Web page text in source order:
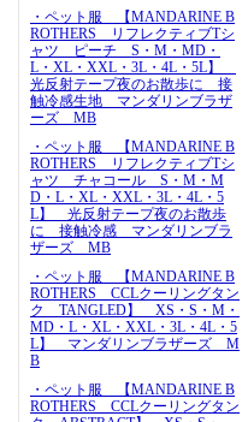
・ペット服 【MANDARINE B
ROTHERS リフレクティブTシ
ャツ ピーチ S・M・MD・
L・XL・XXL・3L・4L・5L】
光反射テープ夜のお散歩に 接
触冷感生地 マンダリンブラザ
ーズ MB
・ペット服 【MANDARINE B
ROTHERS リフレクティブTシ
ャツ チャコール S・M・M
D・L・XL・XXL・3L・4L・5
L】 光反射テープ夜のお散歩
に 接触冷感 マンダリンブラ
ザーズ MB
・ペット服 【MANDARINE B
ROTHERS CCLクーリングタン
ク TANGLED】 XS・S・M・
MD・L・XL・XXL・3L・4L・5
L】 マンダリンブラザーズ M
B
・ペット服 【MANDARINE B
ROTHERS CCLクーリングタン